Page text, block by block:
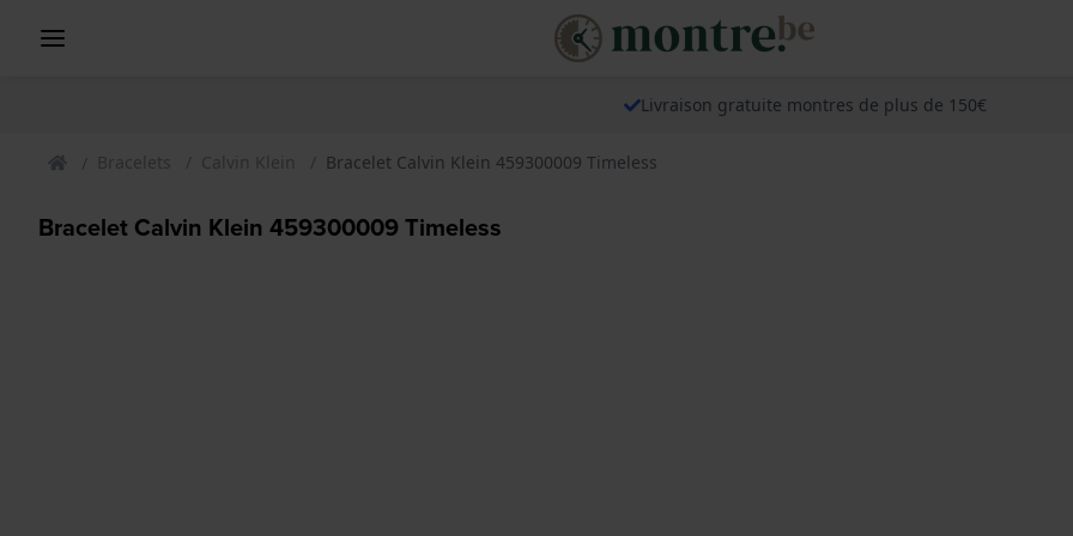
Livraison gratuite montres de plus de 150€
Bracelets Calvin Klein Bracelet Calvin Klein 459300009 Timeless
Bracelet Calvin Klein 459300009 Timeless